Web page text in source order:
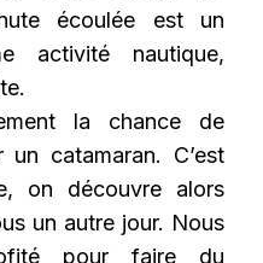
écoulée est un
activité nautique,
la chance de
catamaran. C’est
on découvre alors
un autre jour. Nous
pour faire du